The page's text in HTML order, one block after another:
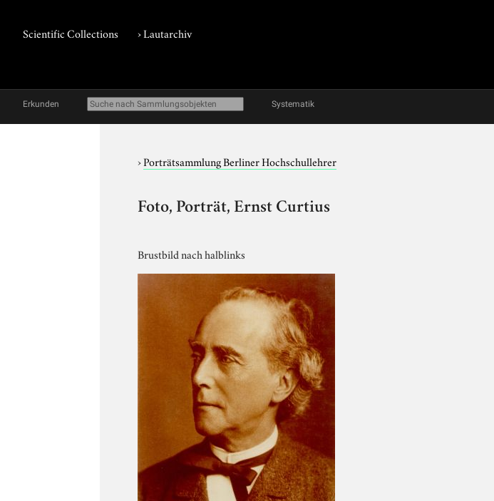
Scientific Collections ›Lautarchiv
Erkunden Systematik
›Porträtsammlung Berliner Hochschullehrer
Foto, Porträt, Ernst Curtius
Brustbild nach halblinks